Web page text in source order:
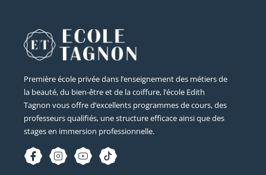
Première école privée dans l’enseignement des métiers de
la beauté, du bien-être et de la coiffure, l’école Edith
Tagnon vous offre d’excellents programmes de cours, des
professeurs qualifiés, une structure efficace ainsi que des
stages en immersion professionnelle.